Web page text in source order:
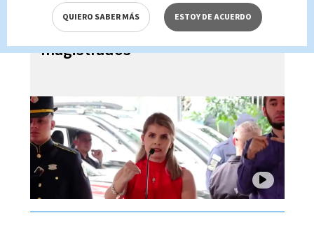
Laura Fernández niega ser
dictadora ante críticas de
magistrados
QUIERO SABER MÁS ESTOY DE ACUERDO